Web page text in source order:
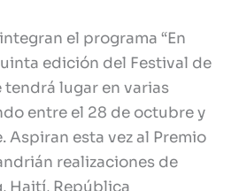
el programa “En
edición del Festival de
tendrá lugar en varias
entre el 28 de octubre y
Aspiran esta vez al Premio
realizaciones de
Haití, República